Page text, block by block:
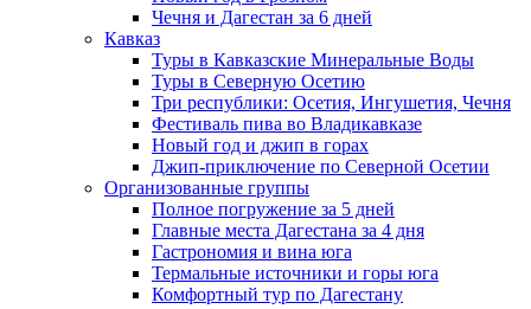
Чечня и Дагестан за 6 дней
Кавказ
Туры в Кавказские Минеральные Воды
Туры в Северную Осетию
Три республики: Осетия, Ингушетия, Чечня
Фестиваль пива во Владикавказе
Новый год и джип в горах
Джип-приключение по Северной Осетии
Организованные группы
Полное погружение за 5 дней
Главные места Дагестана за 4 дня
Гастрономия и вина юга
Термальные источники и горы юга
Комфортный тур по Дагестану